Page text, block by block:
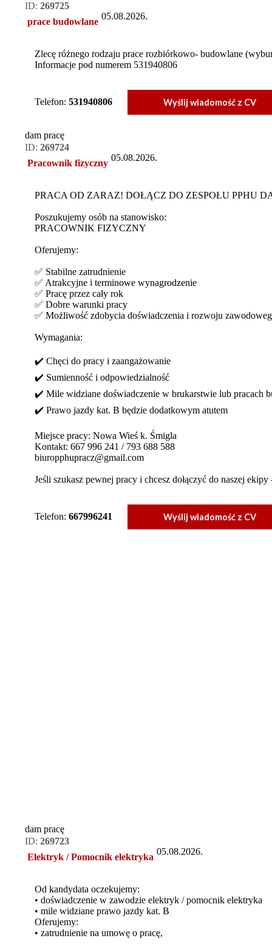
ID: 269725
prace budowlane
05.08.2026.
Zlecę różnego rodzaju prace rozbiórkowo- budowlane
Informacje pod numerem 531940806
Telefon: 531940806 Wyślij wiadomość z CV
dam pracę
ID: 269724
Pracownik fizyczny
05.08.2026.
PRACA OD ZARAZ! DOŁĄCZ DO ZESPOŁU PPHU
Poszukujemy osób na stanowisko:
PRACOWNIK FIZYCZNY
Oferujemy:
✅ Stabilne zatrudnienie
✅ Atrakcyjne i terminowe wynagrodzenie
✅ Pracę przez cały rok
✅ Dobre warunki pracy
✅ Możliwość zdobycia doświadczenia i rozwoju
Wymagania:
✔️ Chęci do pracy i zaangażowanie
✔️ Sumienność i odpowiedzialność
✔️ Mile widziane doświadczenie w brukarstwie lub pracach
✔️ Prawo jazdy kat. B będzie dodatkowym atutem
Miejsce pracy: Nowa Wieś k. Śmigla
Kontakt: 667 996 241 / 793 688 588
biuropphupracz@gmail.com
Jeśli szukasz pewnej pracy i chcesz dołączyć do naszej
Telefon: 667996241 Wyślij wiadomość z CV
dam pracę
ID: 269723
Elektryk / Pomocnik elektryka
05.08.2026.
Od kandydata oczekujemy:
• doświadczenie w zawodzie elektryk / pomocnik elektryka
• mile widziane prawo jazdy kat. B
Oferujemy:
• zatrudnienie na umowę o pracę,